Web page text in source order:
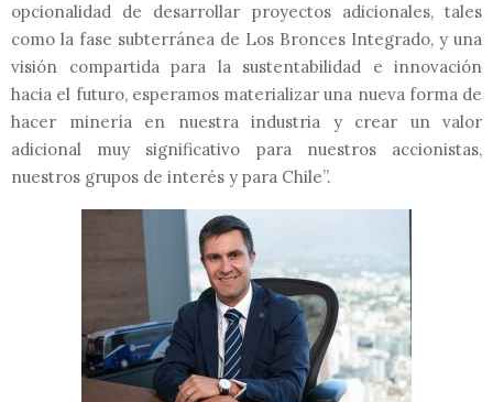
opcionalidad de desarrollar proyectos adicionales, tales
como la fase subterránea de Los Bronces Integrado, y una
visión compartida para la sustentabilidad e innovación
hacia el futuro, esperamos materializar una nueva forma de
hacer minería en nuestra industria y crear un valor
adicional muy significativo para nuestros accionistas,
nuestros grupos de interés y para Chile”.